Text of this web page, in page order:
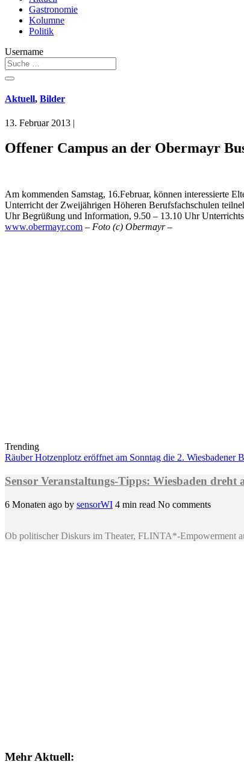
Gastronomie
Kolumne
Politik
Username
Aktuell, Bilder
13. Februar 2013 |
Offener Campus an der Obermayr
Am kommenden Samstag, 16.Februar, können interessierte
Unterricht der Zweijährigen Höheren Berufsfachschulen
Uhr Begrüßung und Information, 9.50 – 13.10 Uhr
www.obermayr.com – Foto (c) Obermayr –
Trending
Räuber Hotzenplotz eröffnet am Sonntag die 2. Wiesbadener
Sensor Veranstaltungs-Tipps: Wiesbaden dreht
6 Monaten ago by sensorWI 4 min read No comments
Ob politischer Diskurs im Theater, FLINTA*-Empowerment
Mehr Aktuell: